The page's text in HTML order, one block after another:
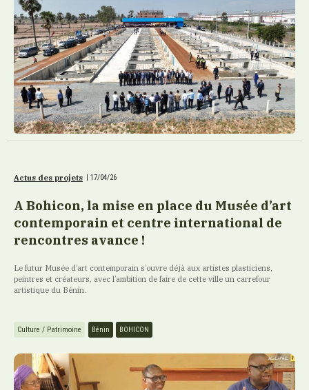
Actus des projets | 17/04/26
A Bohicon, la mise en place du Musée d’art
contemporain et centre international de
rencontres avance !
Le futur Musée d’art contemporain s’ouvre déjà aux artistes plasticiens,
peintres et créateurs, avec l’ambition de faire de cette ville un carrefour
artistique du Bénin.
Culture / Patrimoine Bénin BOHICON